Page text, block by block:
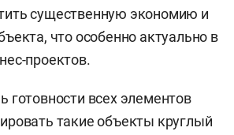
существенную экономию и
что особенно актуально в
проектов.
готовности всех элементов
такие объекты круглый